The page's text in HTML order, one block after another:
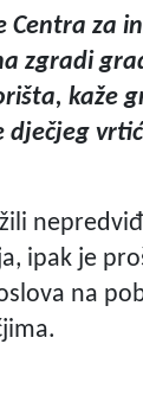
za
zgradi
kaže
ipak je
na